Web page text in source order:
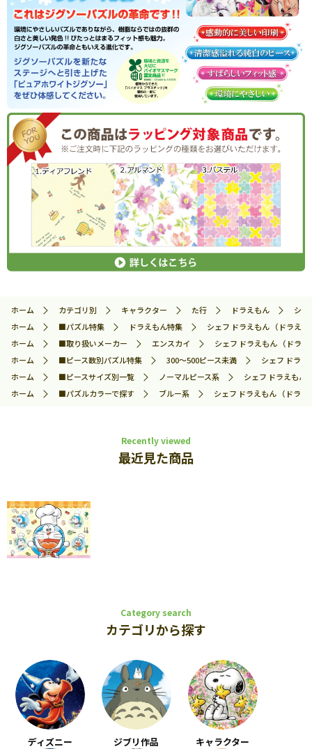
ホーム カテゴリ別 キャラクター た行 ドラえもん
シ
ホーム
■パズル特集 ドラえもん特集
シェフ ドラえもん （ドラ
ホーム
■取り扱いメーカー エンスカイ
シェフ ドラえもん （ドラ
ホーム
■ピース数別パズル特集 300～500ピース未満
シェフ ドラ
ホーム
■ピースサイズ別一覧 ノーマルピース系
シェフ ドラえも
ホーム
■パズルカラーで探す ブルー系 シェフ ドラえもん （ドラ
Recently viewed
最近見た商品
Category search
カテゴリから探す
ディズニー ジブリ作品 キャラクター